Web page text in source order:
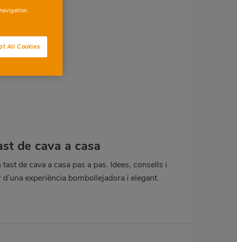
de cava a casa
de cava a casa pas a pas. Idees, consells i
experiència bombollejadora i elegant.
All Cookies